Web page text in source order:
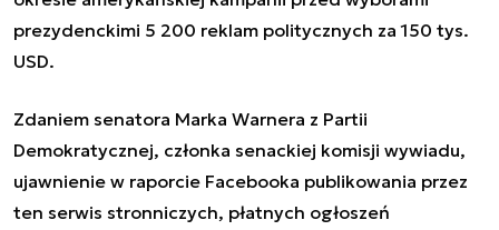
prezydenckimi 5 200 reklam politycznych za 150 tys.
USD.
Zdaniem senatora Marka Warnera z Partii
Demokratycznej, członka senackiej komisji wywiadu,
ujawnienie w raporcie Facebooka publikowania przez
ten serwis stronniczych, płatnych ogłoszeń